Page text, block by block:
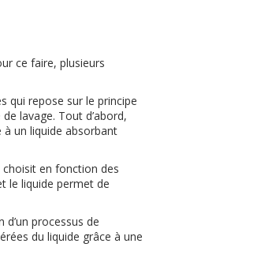
ce faire, plusieurs
qui repose sur le principe
lavage. Tout d’abord,
à un liquide absorbant
choisit en fonction des
le liquide permet de
processus de
du liquide grâce à une